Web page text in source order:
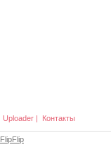
Uploader | Контакты
FlipFlip